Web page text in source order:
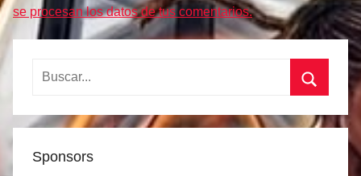
se procesan los datos de tus comentarios.
Buscar:
Sponsors